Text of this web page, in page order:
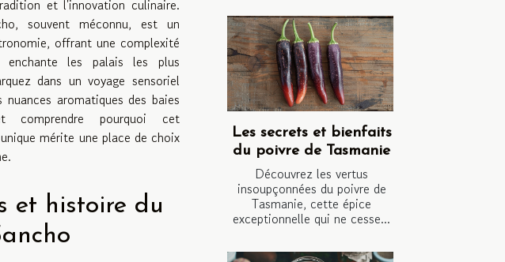
et l'innovation culinaire.
souvent méconnu, est un
offrant une complexité
enchante les palais les plus
dans un voyage sensoriel
nuances aromatiques des baies
comprendre pourquoi cet
mérite une place de choix
et histoire du
Les secrets et bienfaits
du poivre de Tasmanie
Découvrez les vertus
insoupçonnées du poivre de
Tasmanie, cette épice
exceptionnelle qui ne cesse...